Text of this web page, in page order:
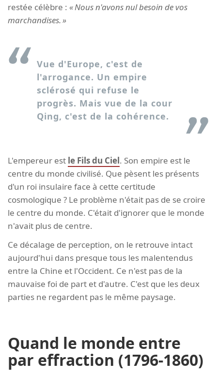
restée célèbre :
Nous n'avons nul besoin de vos
marchandises.
Vue d'Europe, c'est de
l'arrogance. Un empire
sclérosé qui refuse le
progrès. Mais vue de la cour
Qing, c'est de la cohérence.
L'empereur est le Fils du Ciel. Son empire est le
centre du monde civilisé. Que pèsent les présents
d'un roi insulaire face à cette certitude
cosmologique ? Le problème n'était pas de se croire
le centre du monde. C'était d'ignorer que le monde
n'avait plus de centre.
Ce décalage de perception, on le retrouve intact
aujourd'hui dans presque tous les malentendus
entre la Chine et l'Occident. Ce n'est pas de la
mauvaise foi de part et d'autre. C'est que les deux
parties ne regardent pas le même paysage.
Quand le monde entre
par effraction (1796-1860)